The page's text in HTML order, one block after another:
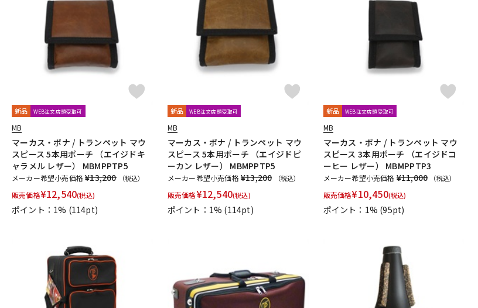
新品 WEB注文店頭受取可
MB
マーカス・ボナ / トランペット マウ
スピース 5本用ポーチ （エイジドキ
ャラメル レザー） MBMPPTP5
メーカー希望小売価格¥13,200 （税込）
販売価格¥12,540(税込)
ポイント：1% (114pt)
新品 WEB注文店頭受取可
MB
マーカス・ボナ / トランペット マウ
スピース 5本用ポーチ （エイジドピ
ーカン レザー） MBMPPTP5
メーカー希望小売価格¥13,200 （税込）
販売価格¥12,540(税込)
ポイント：1% (114pt)
新品 WEB注文店頭受取可
MB
マーカス・ボナ / トランペット マウ
スピース 3本用ポーチ （エイジドコ
ーヒー レザー） MBMPPTP3
メーカー希望小売価格 ¥11,000 （税込）
販売価格¥10,450(税込)
ポイント：1% (95pt)